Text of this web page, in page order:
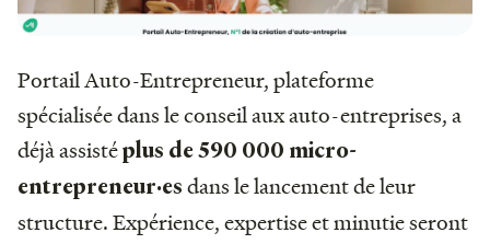
Portail Auto-Entrepreneur, plateforme
spécialisée dans le conseil aux auto-entreprises, a
déjà assistéplus de 590 000 micro-
entrepreneur·es dans le lancement de leur
structure. Expérience, expertise et minutie seront